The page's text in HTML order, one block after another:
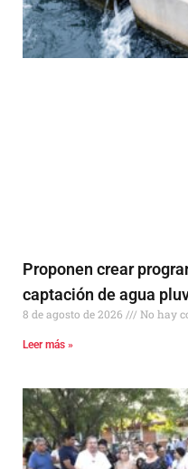
Proponen crear
captación de agua
8 de agosto de 2026 No hay
Leer más »